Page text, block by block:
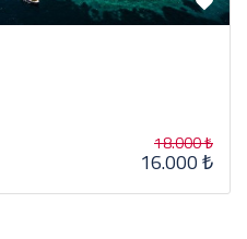
18.000 ₺
16.000 ₺